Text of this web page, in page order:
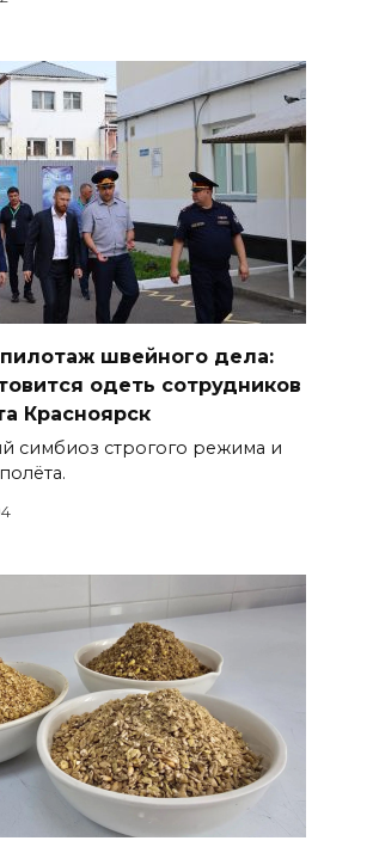
швейного дела:
одеть сотрудников
Красноярск
симбиоз строгого режима и